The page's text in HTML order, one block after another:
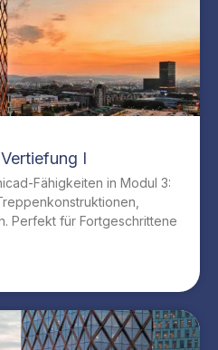
I
Fähigkeiten in Modul 3:
Perfekt für Fortgeschrittene